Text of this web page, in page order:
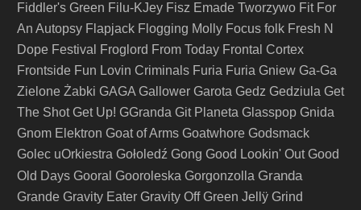
Fiddler's Green Filu-KJey Fisz Emade Tworzywo Fit For
An Autopsy Flapjack Flogging Molly Focus folk Fresh N
Dope Festival
Froglord From Today Frontal Cortex
Frontside Fun Lovin Criminals Furia Furia Gniew Ga-Ga
Zielone Żabki GAGA Gallower Garota Gedz Gedziula Get
The Shot Get Up! GGranda Git Planeta Glasspop Gnida
Gnom Elektron Goat of Arms Goatwhore Godsmack
Golec uOrkiestra Gołoledź Gong Good Lookin' Out Good
Old Days Gooral Gooroleska Gorgonzolla Granda
Grande Gravity Eater Gravity Off Green Jellÿ Grind